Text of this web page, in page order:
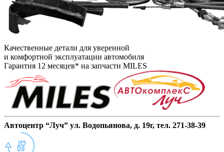
Качественные детали для уверенной
и комфортной эксплуатации автомобиля
Гарантия 12 месяцев* на запчасти MILES
Автоцентр “Луч” ул. Водопьянова, д. 19г, тел. 271-38-39